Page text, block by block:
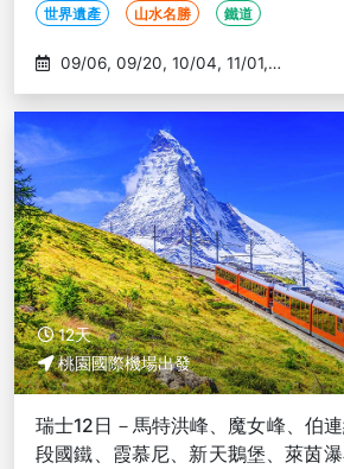
世界遺產 山水名勝 鐵道
11/15
12天
桃園國際機場出發
瑞士12日－馬特洪峰、魔女峰、伯
段國鐵、霞慕尼、新天鵝堡、萊茵